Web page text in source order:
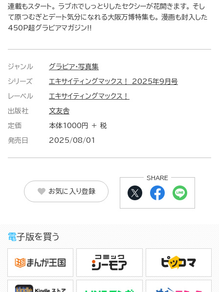
連載もスタート。 ラブホでしっとりしたセクシーが花開きます。 そし
て原つむぎとデート気分になれる大阪万博特集も。 漫画も封入した
450P超グラビアマガジン!!
ジャンル グラビア・写真集
シリーズ エキサイティングマックス！ 2025年9月号
レーベル エキサイティングマックス！
出版社 文友舎
定価 本体1000円 ＋ 税
発売日 2025/08/01
お気に入り登録
SHARE
電子版を買う